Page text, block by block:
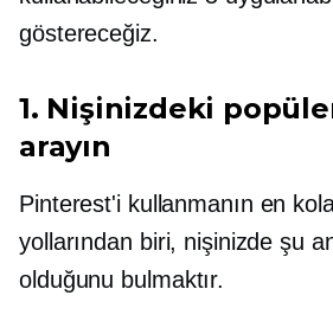
göstereceğiz.
1. Nişinizdeki
arayın
Pinterest'i kullanmanın en
yollarından biri, nişinizde şu
olduğunu bulmaktır.